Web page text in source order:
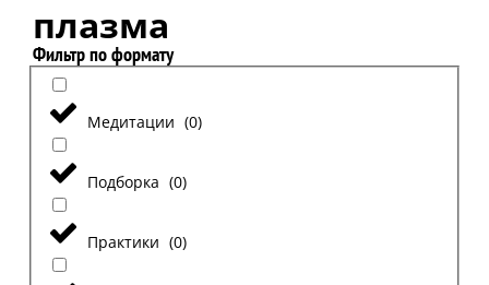
плазма
Фильтр по формату
Медитации (0)
Подборка (0)
Практики (0)